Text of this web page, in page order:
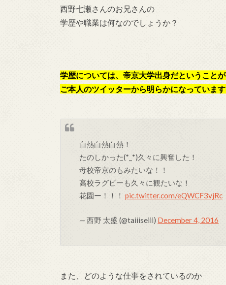
西野七瀬さんのお兄さんの
学歴や職業は何なのでしょうか？
学歴については、帝京大学出身だということが
ご本人のツイッターから明らかになっています
白熱白熱白熱！
たのしかった(*_*)久々に興奮した！
母校帝京のもみたいな！！
高校ラグビーも久々に観たいな！
花園ー！！！ pic.twitter.com/eQWCF3vjRc
— 西野 太盛 (@taiiiseiii) December 4, 2016
また、どのような仕事をされているのか